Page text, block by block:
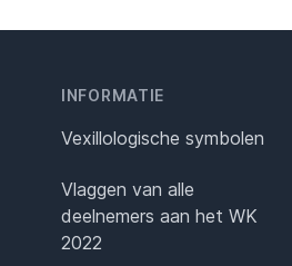
INFORMATIE
Vexillologische symbolen
Vlaggen van alle
deelnemers aan het WK
2022